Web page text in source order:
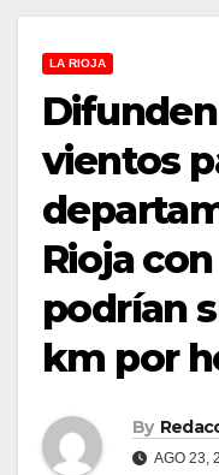
LA RIOJA
vientos
Rioja
podrían
km por
By
AGO 23,